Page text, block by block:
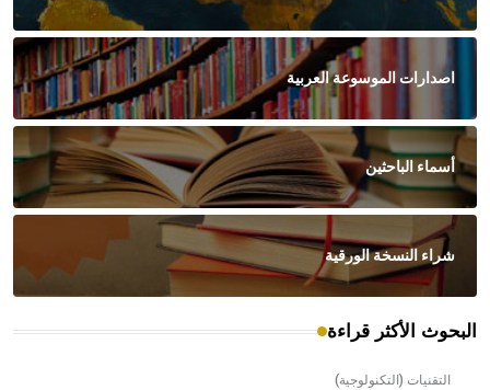
اصدارات الموسوعة العربية
أسماء الباحثين
شراء النسخة الورقية
البحوث الأكثر قراءة
التقنيات (التكنولوجية)